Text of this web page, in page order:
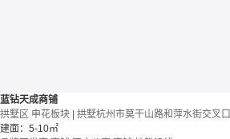
蓝钻天成商铺
拱墅区 申花板块 | 拱墅杭州市莫干山路和萍水街交叉口
建面：5-10㎡